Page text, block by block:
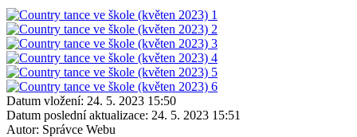
Datum vložení: 24. 5. 2023 15:50
Datum poslední aktualizace: 24. 5. 2023 15:51
Autor: Správce Webu